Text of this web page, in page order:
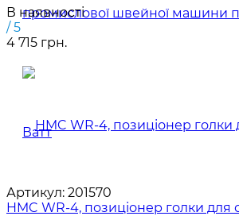
В наявності
/ 5
4 715 грн.
Артикул: 201570
HMC WR-4, позиціонер голки для